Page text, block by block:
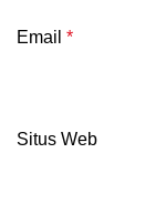
Email *
Situs Web